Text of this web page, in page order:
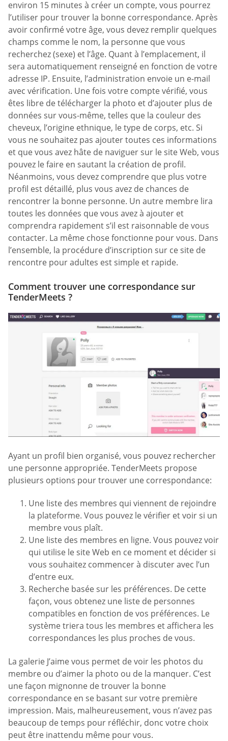
environ 15 minutes à créer un compte, vous pourrez
l’utiliser pour trouver la bonne correspondance. Après
avoir confirmé votre âge, vous devez remplir quelques
champs comme le nom, la personne que vous
recherchez (sexe) et l’âge. Quant à l’emplacement, il
sera automatiquement renseigné en fonction de votre
adresse IP. Ensuite, l’administration envoie un e-mail
avec vérification. Une fois votre compte vérifié, vous
êtes libre de télécharger la photo et d’ajouter plus de
données sur vous-même, telles que la couleur des
cheveux, l’origine ethnique, le type de corps, etc. Si
vous ne souhaitez pas ajouter toutes ces informations
et que vous avez hâte de naviguer sur le site Web, vous
pouvez le faire en sautant la création de profil.
Néanmoins, vous devez comprendre que plus votre
profil est détaillé, plus vous avez de chances de
rencontrer la bonne personne. Un autre membre lira
toutes les données que vous avez à ajouter et
comprendra rapidement s’il est raisonnable de vous
contacter. La même chose fonctionne pour vous. Dans
l’ensemble, la procédure d’inscription sur ce site de
rencontre pour adultes est simple et rapide.
Comment trouver une correspondance sur
TenderMeets ?
Ayant un profil bien organisé, vous pouvez rechercher
une personne appropriée. TenderMeets propose
plusieurs options pour trouver une correspondance:
Une liste des membres qui viennent de rejoindre
la plateforme. Vous pouvez le vérifier et voir si un
membre vous plaît.
Une liste des membres en ligne. Vous pouvez voir
qui utilise le site Web en ce moment et décider si
vous souhaitez commencer à discuter avec l’un
d’entre eux.
Recherche basée sur les préférences. De cette
façon, vous obtenez une liste de personnes
compatibles en fonction de vos préférences. Le
système triera tous les membres et affichera les
correspondances les plus proches de vous.
La galerie J’aime vous permet de voir les photos du
membre ou d’aimer la photo ou de la manquer. C’est
une façon mignonne de trouver la bonne
correspondance en se basant sur votre première
impression. Mais, malheureusement, vous n’avez pas
beaucoup de temps pour réfléchir, donc votre choix
peut être inattendu même pour vous.